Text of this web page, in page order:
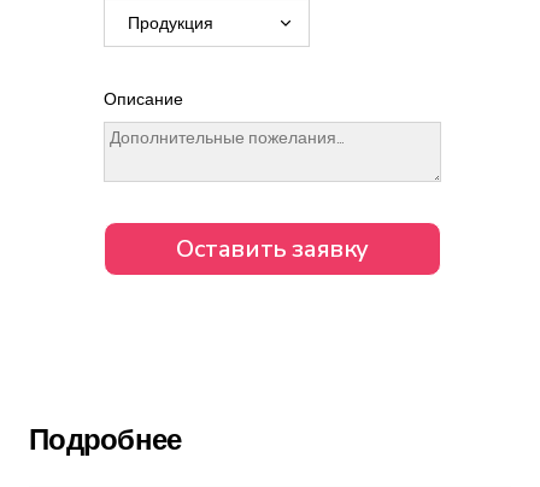
Описание
Подробнее